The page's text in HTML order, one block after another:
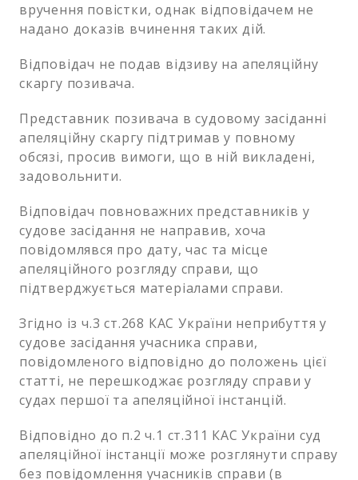
вручення повістки, однак відповідачем не
надано доказів вчинення таких дій.
Відповідач не подав відзиву на апеляційну
скаргу позивача.
Представник позивача в судовому засіданні
апеляційну скаргу підтримав у повному
обсязі, просив вимоги, що в ній викладені,
задовольнити.
Відповідач повноважних представників у
судове засідання не направив, хоча
повідомлявся про дату, час та місце
апеляційного розгляду справи, що
підтверджується матеріалами справи.
Згідно із ч.3 ст.268 КАС України неприбуття у
судове засідання учасника справи,
повідомленого відповідно до положень цієї
статті, не перешкоджає розгляду справи у
судах першої та апеляційної інстанцій.
Відповідно до п.2 ч.1 ст.311 КАС України суд
апеляційної інстанції може розглянути справу
без повідомлення учасників справи (в